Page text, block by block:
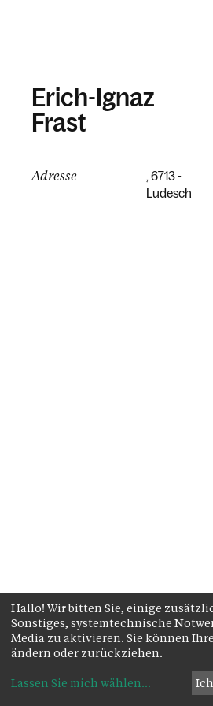
Erich-Ignaz
Frast
Adresse
, 6713 -
Ludesch
Hallo! Wir bitten Sie, einige
Sonstiges, systemtechnische
Media zu aktivieren. Sie können
ändern oder zurückziehen.
Lassen Sie mich wählen...